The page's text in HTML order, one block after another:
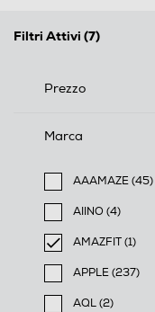
Filtri Attivi (7)
Prezzo
Marca
AAAMAZE (45)
Filtra per Marca:
AIINO (4)
Filtra per Marca:
AMAZFIT (1)
selected Filtro
APPLE (237)
Filtra per Marca:
AQL (2)